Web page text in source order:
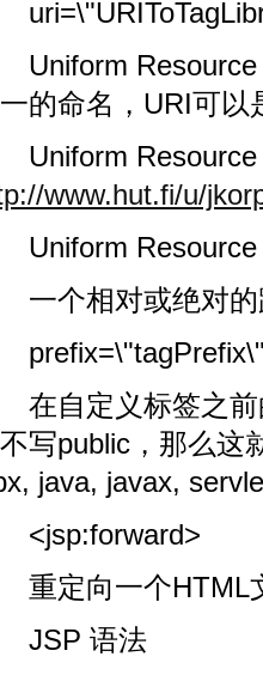
Resource
的命名，URI可以
Resource
www.hut.fi/u/
Resource
个相对或绝对的
自定义标签之前
写public，那么这
java, javax,
定向一个HTML
语法